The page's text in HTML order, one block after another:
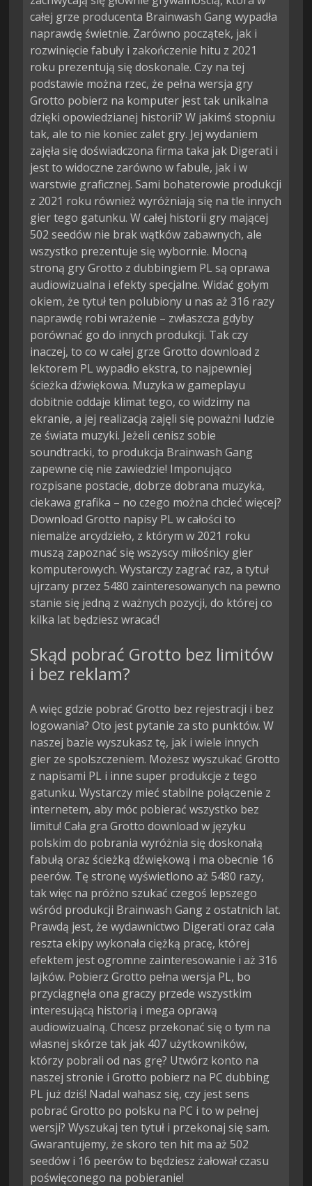
całej grze producenta Brainwash Gang wypadła
naprawdę świetnie. Zarówno początek, jak i
rozwinięcie fabuły i zakończenie hitu z 2021
roku prezentują się doskonale. Czy na tej
podstawie można rzec, że pełna wersja gry
Grotto pobierz na komputer jest tak unikalna
dzięki opowiedzianej historii? W jakimś stopniu
tak, ale to nie koniec zalet gry. Jej wydaniem
zajęła się doświadczona firma taka jak Digerati i
jest to widoczne zarówno w fabule, jak i w
warstwie graficznej. Sami bohaterowie produkcji
z 2021 roku również wyróżniają się na tle innych
gier tego gatunku. W całej historii gry mającej
502 seedów nie brak wątków zabawnych, ale
wszystko prezentuje się wybornie. Mocną
stroną gry Grotto z dubbingiem PL są oprawa
audiowizualna i efekty specjalne. Widać gołym
okiem, że tytuł ten polubiony u nas aż 316 razy
naprawdę robi wrażenie – zwłaszcza gdyby
porównać go do innych produkcji. Tak czy
inaczej, to co w całej grze Grotto download z
lektorem PL wypadło ekstra, to najpewniej
ścieżka dźwiękowa. Muzyka w gameplayu
dobitnie oddaje klimat tego, co widzimy na
ekranie, a jej realizacją zajęli się poważni ludzie
ze świata muzyki. Jeżeli cenisz sobie
soundtracki, to produkcja Brainwash Gang
zapewne cię nie zawiedzie! Imponująco
rozpisane postacie, dobrze dobrana muzyka,
ciekawa grafika – no czego można chcieć więcej?
Download Grotto napisy PL w całości to
niemalże arcydzieło, z którym w 2021 roku
muszą zapoznać się wszyscy miłośnicy gier
komputerowych. Wystarczy zagrać raz, a tytuł
ujrzany przez 5480 zainteresowanych na pewno
stanie się jedną z ważnych pozycji, do której co
kilka lat będziesz wracać!
Skąd pobrać Grotto bez limitów
i bez reklam?
A więc gdzie pobrać Grotto bez rejestracji i bez
logowania? Oto jest pytanie za sto punktów. W
naszej bazie wyszukasz tę, jak i wiele innych
gier ze spolszczeniem. Możesz wyszukać Grotto
z napisami PL i inne super produkcje z tego
gatunku. Wystarczy mieć stabilne połączenie z
internetem, aby móc pobierać wszystko bez
limitu! Cała gra Grotto download w języku
polskim do pobrania wyróżnia się doskonałą
fabułą oraz ścieżką dźwiękową i ma obecnie 16
peerów. Tę stronę wyświetlono aż 5480 razy,
tak więc na próżno szukać czegoś lepszego
wśród produkcji Brainwash Gang z ostatnich lat.
Prawdą jest, że wydawnictwo Digerati oraz cała
reszta ekipy wykonała ciężką pracę, której
efektem jest ogromne zainteresowanie i aż 316
lajków. Pobierz Grotto pełna wersja PL, bo
przyciągnęła ona graczy przede wszystkim
interesującą historią i mega oprawą
audiowizualną. Chcesz przekonać się o tym na
własnej skórze tak jak 407 użytkowników,
którzy pobrali od nas grę? Utwórz konto na
naszej stronie i Grotto pobierz na PC dubbing
PL już dziś! Nadal wahasz się, czy jest sens
pobrać Grotto po polsku na PC i to w pełnej
wersji? Wyszukaj ten tytuł i przekonaj się sam.
Gwarantujemy, że skoro ten hit ma aż 502
seedów i 16 peerów to będziesz żałował czasu
poświęconego na pobieranie!